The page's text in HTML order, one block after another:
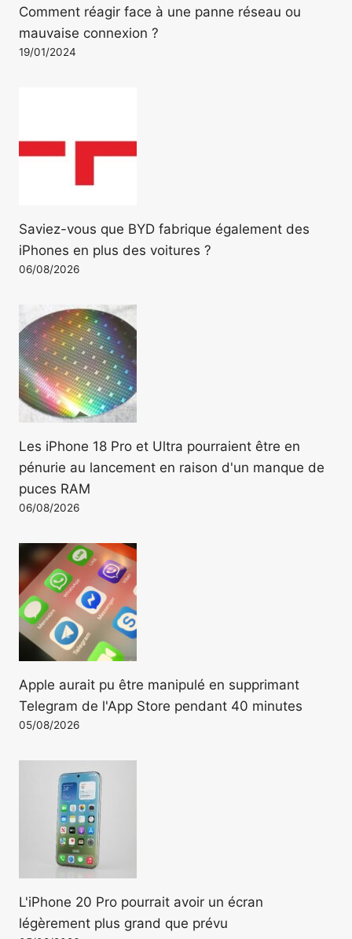
Comment réagir face à une panne réseau ou
mauvaise connexion ?
19/01/2024
Saviez-vous que BYD fabrique également des
iPhones en plus des voitures ?
06/08/2026
Les iPhone 18 Pro et Ultra pourraient être en
pénurie au lancement en raison d'un manque de
puces RAM
06/08/2026
Apple aurait pu être manipulé en supprimant
Telegram de l'App Store pendant 40 minutes
05/08/2026
L'iPhone 20 Pro pourrait avoir un écran
légèrement plus grand que prévu